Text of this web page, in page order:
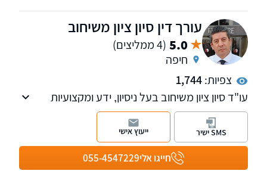
עורך דין סיון ציון משיחוב
5.0 (4 ממליצים)
חיפה
צפיות:1,744
עו"ד סיון ציון משיחוב בעל ניסיון, ידע ומקצועיות
ועוסק בתחום תאונות דרכים, דיני התעבורה
ובתחום הפלילי.
בוגר תואר ראשון במשפטים (LL.B.), תואר ראשון
בכלכלה ומדעי המדינה (M.A.) וכן תואר הנדסאי
בתחום האלקטרוניקה ומחשבים.
חייגו אלי055-4547229
SMS ישיר ייעוץ אישי